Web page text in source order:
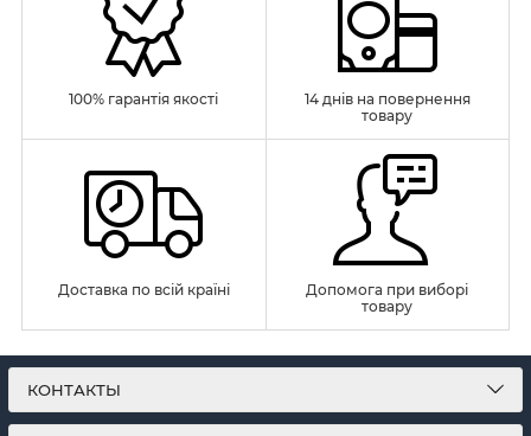
100% гарантія якості
14 днів на повернення
товару
Доставка по всій країні
Допомога при виборі
товару
КОНТАКТЫ